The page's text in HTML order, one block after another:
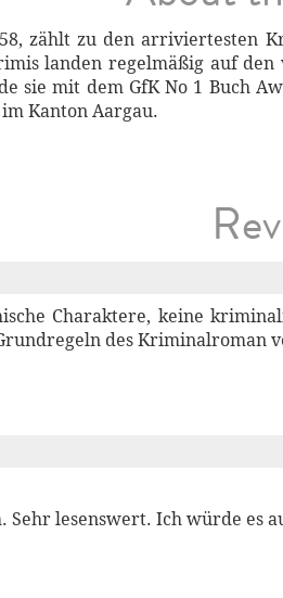
zählt zu den arriviertesten
landen regelmäßig auf
sie mit dem GfK No 1 Buch
Kanton Aargau.
Charaktere, keine
des Kriminalroman
Sehr lesenswert. Ich würde es